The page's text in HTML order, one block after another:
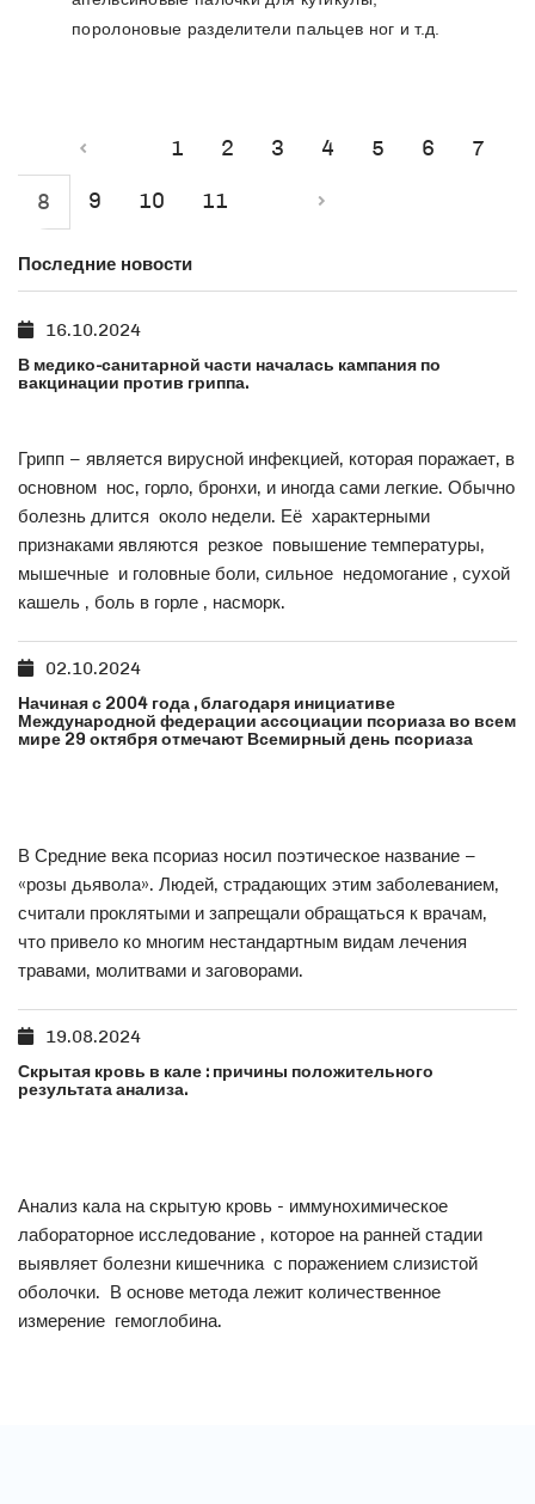
поролоновые разделители пальцев ног и т.д.
1 2 3 4 5 6 7
8 9 10 11
Последние новости
16.10.2024
В медико-санитарной части началась кампания по
вакцинации против гриппа.
Грипп – является вирусной инфекцией, которая поражает, в
основном нос, горло, бронхи, и иногда сами легкие. Обычно
болезнь длится около недели. Её характерными
признаками являются резкое повышение температуры,
мышечные и головные боли, сильное недомогание , сухой
кашель , боль в горле , насморк.
02.10.2024
Начиная с 2004 года , благодаря инициативе
Международной федерации ассоциации псориаза во всем
мире 29 октября отмечают Всемирный день псориаза
В Средние века псориаз носил поэтическое название –
«розы дьявола». Людей, страдающих этим заболеванием,
считали проклятыми и запрещали обращаться к врачам,
что привело ко многим нестандартным видам лечения
травами, молитвами и заговорами.
19.08.2024
Скрытая кровь в кале : причины положительного
результата анализа.
Анализ кала на скрытую кровь - иммунохимическое
лабораторное исследование , которое на ранней стадии
выявляет болезни кишечника с поражением слизистой
оболочки. В основе метода лежит количественное
измерение гемоглобина.